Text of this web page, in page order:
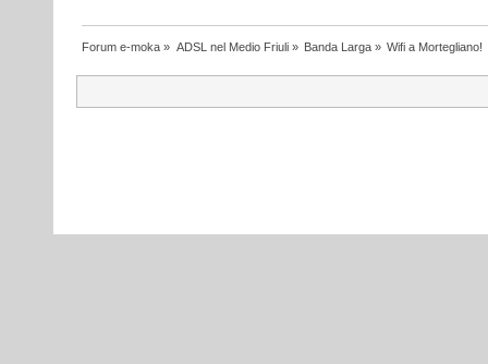
Forum e-moka » ADSL nel Medio Friuli» Banda Larga» Wifi a Mortegliano!